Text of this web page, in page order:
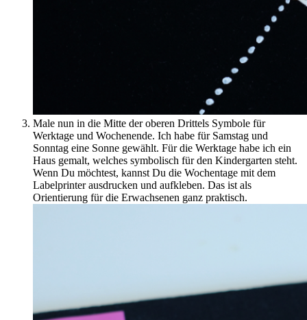
Male nun in die Mitte der oberen Drittels Symbole für
Werktage und Wochenende. Ich habe für Samstag und
Sonntag eine Sonne gewählt. Für die Werktage habe ich ein
Haus gemalt, welches symbolisch für den Kindergarten steht.
Wenn Du möchtest, kannst Du die Wochentage mit dem
Labelprinter ausdrucken und aufkleben. Das ist als
Orientierung für die Erwachsenen ganz praktisch.